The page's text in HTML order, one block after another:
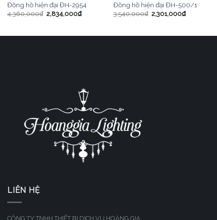
Đồng hồ hiện đại ĐH-2954
4,360,000₫ 2,834,000₫
Đồng hồ hiện đại ĐH-500/1
3,540,000₫ 2,301,000₫
LIÊN HỆ
CÔNG TY TNHH THIẾT BỊ DỊCH VỤ HOÀNG GIA